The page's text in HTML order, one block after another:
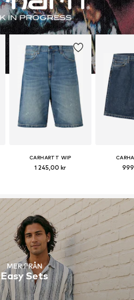
CARHARTT WIP
1 245,00 kr
MER FRÅN
Easy Sets